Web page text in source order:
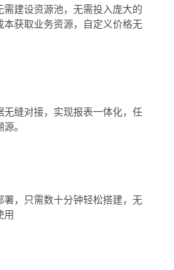
需建设资源池，无需投入庞大的
本获取业务资源，自定义价格无
无缝对接，实现报表一体化，任
。
署，只需数十分钟轻松搭建，无
用